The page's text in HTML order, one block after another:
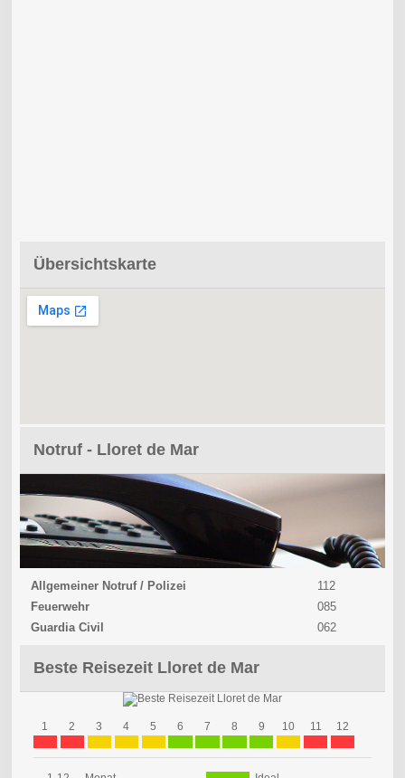
Übersichtskarte
Notruf - Lloret de Mar
Allgemeiner Notruf / Polizei
112
Feuerwehr
085
Guardia Civil
062
Beste Reisezeit Lloret de Mar
1 2 3 4 5 6 7 8 9 10 11 12